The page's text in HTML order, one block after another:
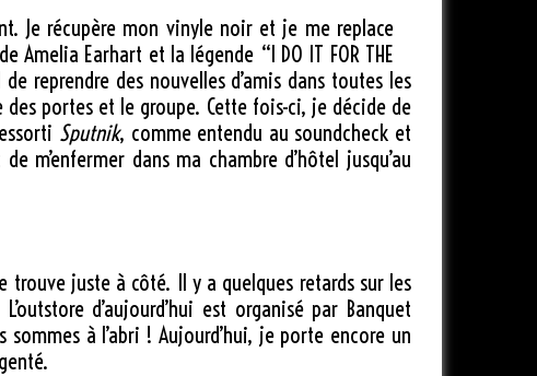
Je récupère mon vinyle noir et je me replace
Earhart et la légende “I DO IT FOR THE
reprendre des nouvelles d’amis dans toutes les
portes et le groupe. Cette fois-ci, je décide de
Sputnik, comme entendu au soundcheck et
m’enfermer dans ma chambre d’hôtel jusqu’au
trouve juste à côté. Il y a quelques retards sur les
d’aujourd’hui est organisé par Banquet
à l’abri ! Aujourd’hui, je porte encore un